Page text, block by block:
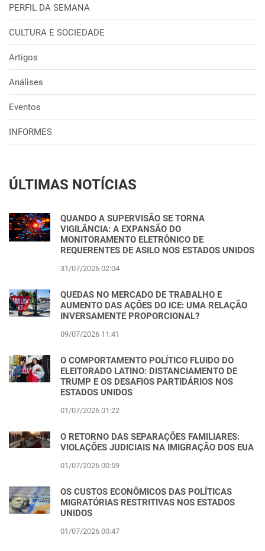
PERFIL DA SEMANA
CULTURA E SOCIEDADE
Artigos
Análises
Eventos
INFORMES
ÚLTIMAS NOTÍCIAS
QUANDO A SUPERVISÃO SE TORNA
VIGILÂNCIA: A EXPANSÃO DO
MONITORAMENTO ELETRÔNICO DE
REQUERENTES DE ASILO NOS ESTADOS UNIDOS
31/07/2026 02:04
QUEDAS NO MERCADO DE TRABALHO E
AUMENTO DAS AÇÕES DO ICE: UMA RELAÇÃO
INVERSAMENTE PROPORCIONAL?
09/07/2026 11:41
O COMPORTAMENTO POLÍTICO FLUIDO DO
ELEITORADO LATINO: DISTANCIAMENTO DE
TRUMP E OS DESAFIOS PARTIDÁRIOS NOS
ESTADOS UNIDOS
01/07/2026 01:22
O RETORNO DAS SEPARAÇÕES FAMILIARES:
VIOLAÇÕES JUDICIAIS NA IMIGRAÇÃO DOS EUA
01/07/2026 00:59
OS CUSTOS ECONÔMICOS DAS POLÍTICAS
MIGRATÓRIAS RESTRITIVAS NOS ESTADOS
UNIDOS
01/07/2026 00:47